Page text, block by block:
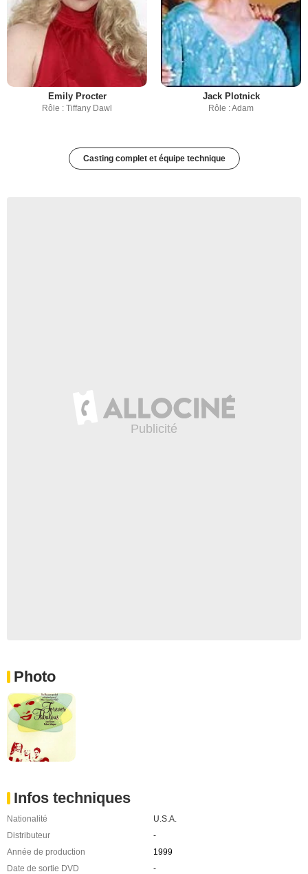
Emily Procter
Rôle : Tiffany Dawl
Jack Plotnick
Rôle : Adam
Casting complet et équipe technique
Photo
Infos techniques
Nationalité
U.S.A.
Distributeur
-
Année de production
1999
Date de sortie DVD
-